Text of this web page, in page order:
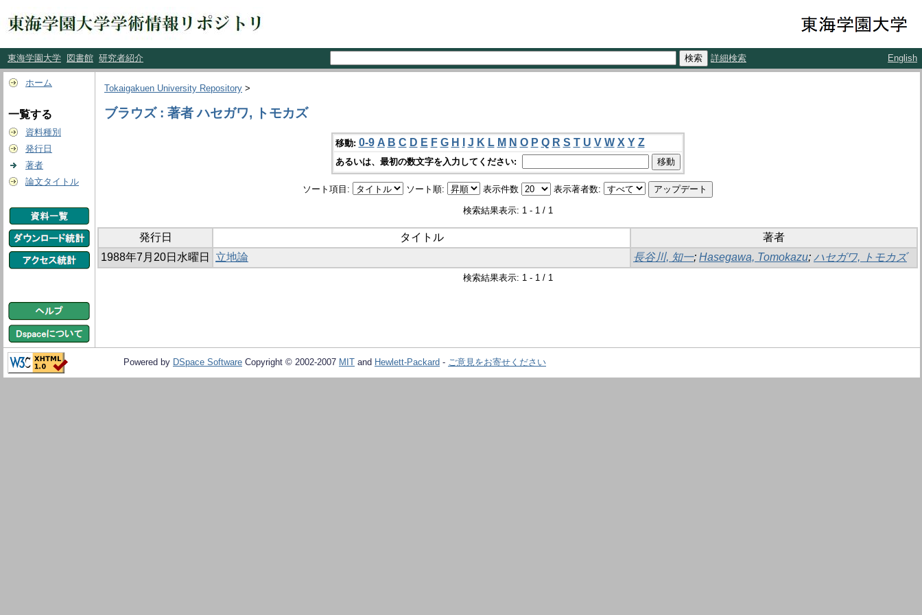
東海学園大学 図書館 研究者紹介 詳細検索 English
ホーム
一覧する
資料種別
発行日
著者
論文タイトル
Tokaigakuen University Repository >
ブラウズ : 著者 ハセガワ, トモカズ
移動: 0-9 A B C D E F G H J K L M N O P Q R S T U V W X Y Z
あるいは、最初の数文字を入力してください:
ソート項目: ソート順: 表示件数 表示著者数:
検索結果表示: 1 - 1 / 1
発行日 タイトル
著者
1988年7月20日水曜日
立地論 長谷川, 知一; Hasegawa, Tomokazu; ハセガワ, トモカズ
検索結果表示: 1 - 1 / 1
Powered by DSpace Software Copyright © 2002-2007 MIT and Hewlett-Packard - ご意見をお寄せください